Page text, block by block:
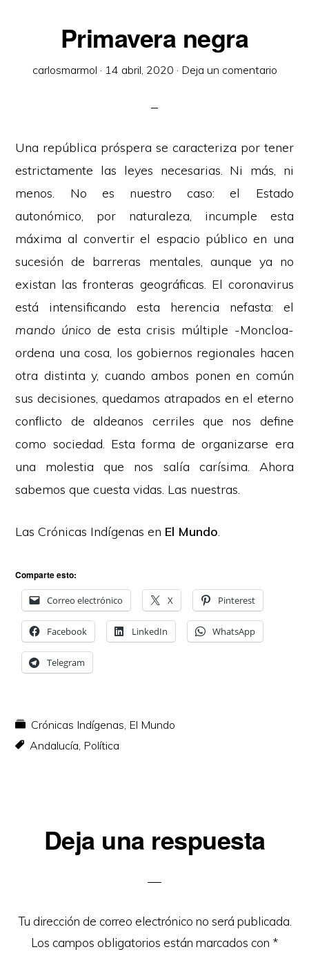
Primavera negra
carlosmarmol · 14 abril, 2020 · Deja un comentario
Una república próspera se caracteriza por tener
estrictamente las leyes necesarias. Ni más, ni
menos. No es nuestro caso: el Estado
autonómico, por naturaleza, incumple esta
máxima al convertir el espacio público en una
sucesión de barreras mentales, aunque ya no
existan las fronteras geográficas. El coronavirus
está intensificando esta herencia nefasta: el
mando único de esta crisis múltiple -Moncloa-
ordena una cosa, los gobiernos regionales hacen
otra distinta y, cuando ambos ponen en común
sus decisiones, quedamos atrapados en el eterno
conflicto de aldeanos cerriles que nos define
como sociedad. Esta forma de organizarse era
una molestia que nos salía carísima. Ahora
sabemos que cuesta vidas. Las nuestras.
Las Crónicas Indígenas en El Mundo.
Comparte esto:
Correo electrónico X Pinterest
Facebook LinkedIn WhatsApp
Telegram
Crónicas Indígenas, El Mundo
Andalucía, Política
Interacciones
lectores
Deja una respuesta
Tu dirección de correo electrónico no será publicada.
Los campos obligatorios están marcados con *